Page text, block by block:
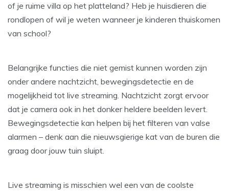
of je ruime villa op het platteland? Heb je huisdieren die
rondlopen of wil je weten wanneer je kinderen thuiskomen
van school?
Belangrijke functies die niet gemist kunnen worden zijn
onder andere nachtzicht, bewegingsdetectie en de
mogelijkheid tot live streaming. Nachtzicht zorgt ervoor
dat je camera ook in het donker heldere beelden levert.
Bewegingsdetectie kan helpen bij het filteren van valse
alarmen – denk aan die nieuwsgierige kat van de buren die
graag door jouw tuin sluipt.
Live streaming is misschien wel een van de coolste